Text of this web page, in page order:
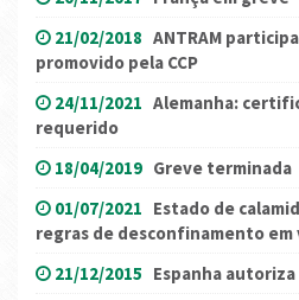
21/02/2018 ANTRAM
promovido pela CCP
24/11/2021 Alemanha:
requerido
18/04/2019 Greve terminada
01/07/2021 Estado de
regras de desconfinamento em
21/12/2015 Espanha